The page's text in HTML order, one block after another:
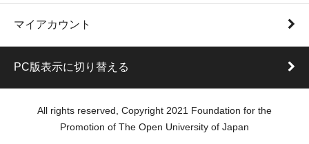
マイアカウント
PC版表示に切り替える
All rights reserved, Copyright 2021 Foundation for the
Promotion of The Open University of Japan